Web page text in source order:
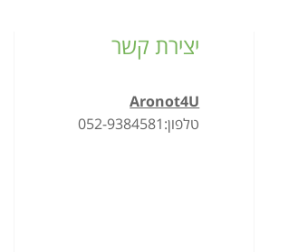
יצירת קשר
Aronot4U
טלפון:052-9384581